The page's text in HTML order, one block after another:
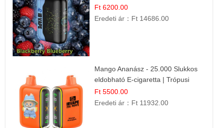
Prémium Ízélmény
Ft 6200.00
Eredeti ár： Ft 14686.00
Mango Ananász - 25.000 Slukkos
eldobható E-cigaretta | Trópusi
Ízélmény
Ft 5500.00
Eredeti ár： Ft 11932.00